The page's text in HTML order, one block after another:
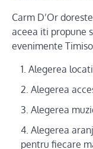
Carm D’Or
aceea iti propune
evenimente
Alegerea
Alegerea
Alegerea
Alegerea
pentru fiecare